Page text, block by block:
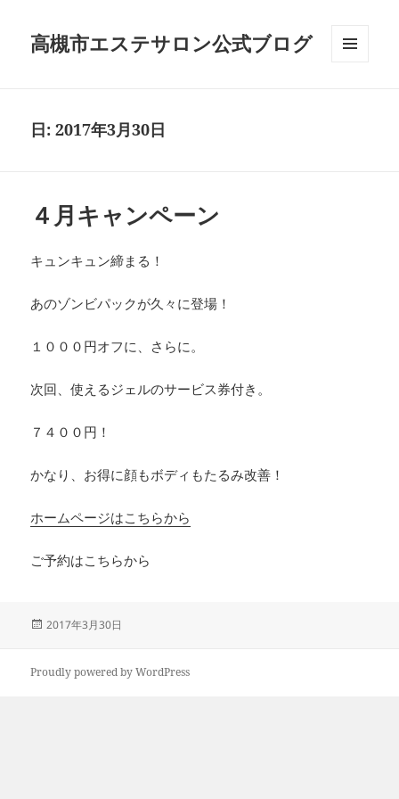
高槻市エステサロン公式ブログ
日:2017年3月30日
４月キャンペーン
キュンキュン締まる！
あのゾンビパックが久々に登場！
１０００円オフに、さらに。
次回、使えるジェルのサービス券付き。
７４００円！
かなり、お得に顔もボディもたるみ改善！
ホームページはこちらから
ご予約はこちらから
投
2017年3月30日
Proudly powered by WordPress